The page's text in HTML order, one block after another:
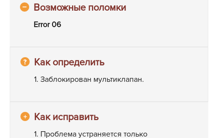
Error 06
1. Заблокирован мультиклапан.
1. Проблема устраняется только